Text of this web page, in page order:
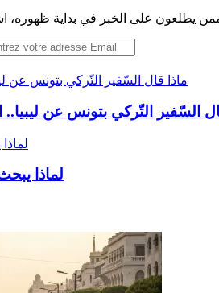
يطلعون على الخبر في بداية ظهوره،
ماذا قال السّفير التّركي بتونس عن
السّفير التّركي بتونس عن
لماذا